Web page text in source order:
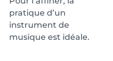
pratique d’un
instrument de
musique est idéale.